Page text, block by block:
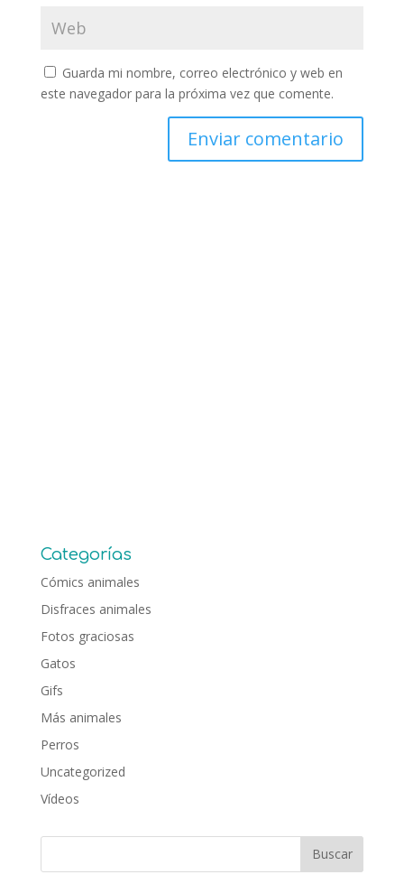
Guarda mi nombre, correo electrónico y web en
este navegador para la próxima vez que comente.
Categorías
Cómics animales
Disfraces animales
Fotos graciosas
Gatos
Gifs
Más animales
Perros
Uncategorized
Vídeos